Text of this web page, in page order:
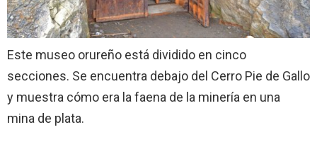
Este museo orureño está dividido en cinco
secciones. Se encuentra debajo del Cerro Pie de Gallo
y muestra cómo era la faena de la minería en una
mina de plata.